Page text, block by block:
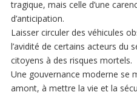
tragique, mais celle d’une
d’anticipation.
Laisser circuler des véhicules
l’avidité de certains acteurs du
citoyens à des risques mortels.
Une gouvernance moderne se
amont, à mettre la vie et la